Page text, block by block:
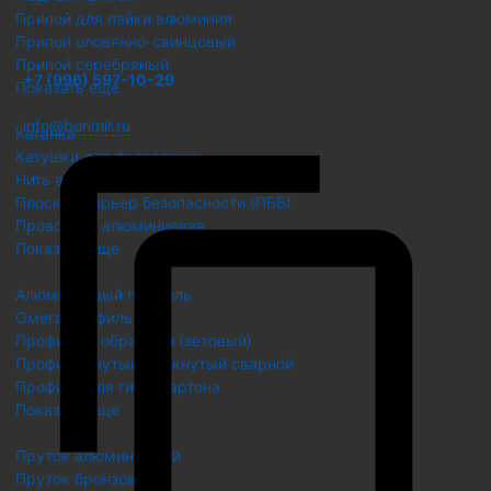
Припой для пайки алюминия
Припой оловянно-свинцовый
Припой серебряный
Показать еще
Катанка
Катушки для проволоки
Нить акл, аскл в бухтах
Плоский барьер безопасности (ПББ)
Проволока алюминиевая
Показать еще
Алюминиевый профиль
Омега профиль ОП
Профиль Z образный (зетовый)
Профиль гнутый замкнутый сварной
Профиль для гипсокартона
Показать еще
Пруток алюминиевый
Пруток бронзовый
Адрес
г. Екатеринбург, ул. Малышева 51, офис 605
Телефон
+7 (996) 597-10-29
info@borimir.ru